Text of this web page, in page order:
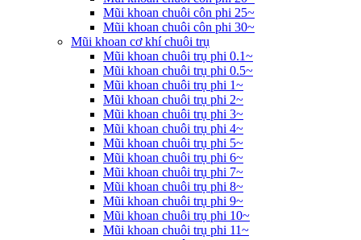
Mũi khoan chuôi côn phi 25~
Mũi khoan chuôi côn phi 30~
Mũi khoan cơ khí chuôi trụ
Mũi khoan chuôi trụ phi 0.1~
Mũi khoan chuôi trụ phi 0.5~
Mũi khoan chuôi trụ phi 1~
Mũi khoan chuôi trụ phi 2~
Mũi khoan chuôi trụ phi 3~
Mũi khoan chuôi trụ phi 4~
Mũi khoan chuôi trụ phi 5~
Mũi khoan chuôi trụ phi 6~
Mũi khoan chuôi trụ phi 7~
Mũi khoan chuôi trụ phi 8~
Mũi khoan chuôi trụ phi 9~
Mũi khoan chuôi trụ phi 10~
Mũi khoan chuôi trụ phi 11~